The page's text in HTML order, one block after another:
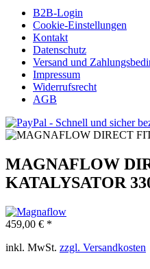
B2B-Login
Cookie-Einstellungen
Kontakt
Datenschutz
Versand und
Impressum
Widerrufsrecht
AGB
MAGNAFLOW
KATALYSATOR
459,00 € *
inkl. MwSt. zzgl. Versandkosten